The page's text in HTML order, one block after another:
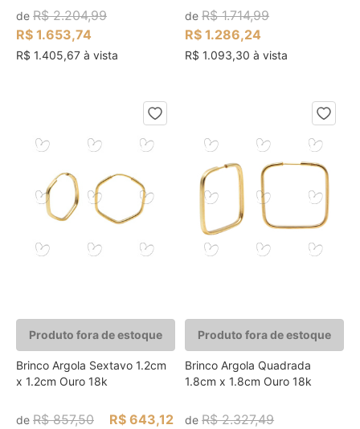
de R$ 2.204,99
R$ 1.653,74
R$ 1.405,67 à vista
deR$ 1.714,99
R$ 1.286,24
R$ 1.093,30 à vista
Produto fora de estoque
Brinco Argola Sextavo 1.2cm
x 1.2cm Ouro 18k
de R$ 857,50 R$ 643,12
Produto fora de estoque
Brinco Argola Quadrada
1.8cm x 1.8cm Ouro 18k
deR$ 2.327,49